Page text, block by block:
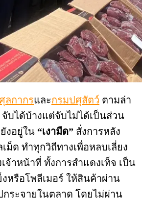
ลกากรและกรมปศุสัตว์ ตามล่า
จับได้บ้างแต่จับไม่ได้เป็นส่วน
ยังอยู่ใน “เงามืด” สั่งการหลัง
ม็ด ทำทุกวิถีทางเพื่อหลบเลี่ยง
จ้าหน้าที่ ทั้งการสำแดงเท็จ เป็น
หรือโพลีเมอร์ ให้สินค้าผ่าน
ระจายในตลาด โดยไม่ผ่าน